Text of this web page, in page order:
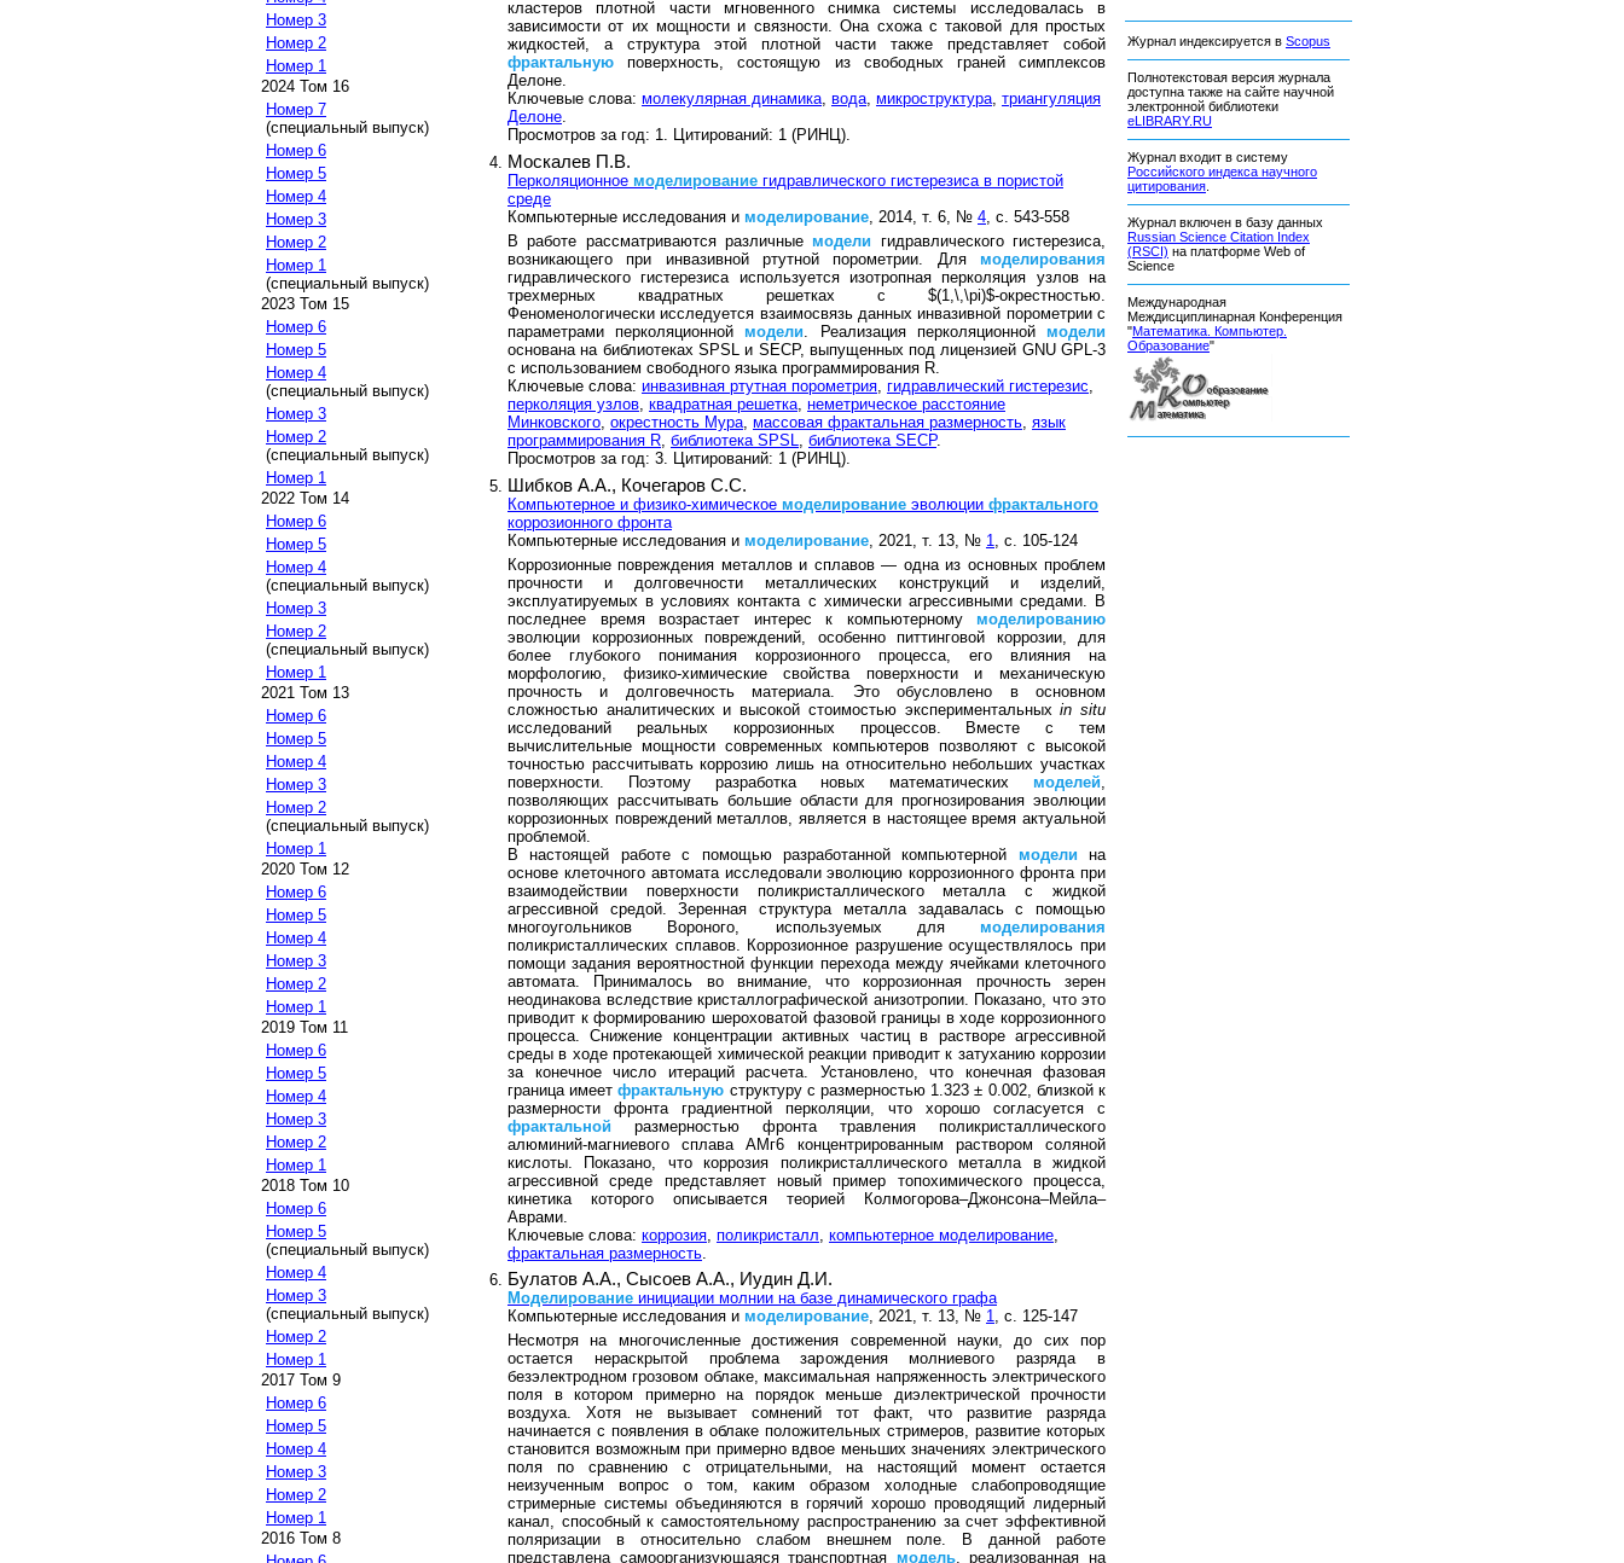
Номер 3
Номер 2
Номер 1
2024 Том 16
Номер 7
(специальный выпуск)
Номер 6
Номер 5
Номер 4
Номер 3
Номер 2
Номер 1
(специальный выпуск)
2023 Том 15
Номер 6
Номер 5
Номер 4
(специальный выпуск)
Номер 3
Номер 2
(специальный выпуск)
Номер 1
2022 Том 14
Номер 6
Номер 5
Номер 4
(специальный выпуск)
Номер 3
Номер 2
(специальный выпуск)
Номер 1
2021 Том 13
Номер 6
Номер 5
Номер 4
Номер 3
Номер 2
(специальный выпуск)
Номер 1
2020 Том 12
Номер 6
Номер 5
Номер 4
Номер 3
Номер 2
Номер 1
2019 Том 11
Номер 6
Номер 5
Номер 4
Номер 3
Номер 2
Номер 1
2018 Том 10
Номер 6
Номер 5
(специальный выпуск)
Номер 4
Номер 3
(специальный выпуск)
Номер 2
Номер 1
2017 Том 9
Номер 6
Номер 5
Номер 4
Номер 3
Номер 2
Номер 1
2016 Том 8
кластеров плотной части мгновенного снимка системы исследовалась в
зависимости от их мощности и связности. Она схожа с таковой для простых
жидкостей, а структура этой плотной части также представляет собой
фрактальную поверхность, состоящую из свободных граней симплексов
Делоне.
Ключевые слова: молекулярная динамика, вода, микроструктура, триангуляция
Делоне.
Просмотров за год: 1. Цитирований: 1 (РИНЦ).
Москалев П.В.
Перколяционное моделирование гидравлического гистерезиса в пористой
среде
Компьютерные исследования и моделирование , 2014, т. 6, № 4 , с. 543-558
В работе рассматриваются различные модели гидравлического гистерезиса,
возникающего при инвазивной ртутной порометрии. Для моделирования
гидравлического гистерезиса используется изотропная перколяция узлов на
трехмерных квадратных решетках с $(1,\,\pi)$-окрестностью.
Феноменологически исследуется взаимосвязь данных инвазивной порометрии с
параметрами перколяционной модели . Реализация перколяционной модели
основана на библиотеках SPSL и SECP, выпущенных под лицензией GNU GPL-3
с использованием свободного языка программирования R.
Ключевые слова: инвазивная ртутная порометрия гидравлический гистерезис
перколяция узлов квадратная решетка неметрическое расстояние
Минковского окрестность Мура массовая фрактальная размерность язык
программирования R библиотека SPSL библиотека SECP.
Просмотров за год: 3. Цитирований: 1 (РИНЦ).
Шибков А.А., Кочегаров С.С.
Компьютерное и физико-химическое моделирование эволюции фрактального
коррозионного фронта
Компьютерные исследования и моделирование , 2021, т. 13, № 1
, с. 105-124
Коррозионные повреждения металлов и сплавов — одна из основных проблем
прочности и долговечности металлических конструкций и изделий,
эксплуатируемых в условиях контакта с химически агрессивными средами. В
последнее время возрастает интерес к компьютерному моделированию
эволюции коррозионных повреждений, особенно питтинговой коррозии, для
более глубокого понимания коррозионного процесса, его влияния на
морфологию, физико-химические свойства поверхности и механическую
прочность и долговечность материала. Это обусловлено в основном
сложностью аналитических и высокой стоимостью экспериментальныхin situ
исследований реальных коррозионных процессов. Вместе с тем
вычислительные мощности современных компьютеров позволяют с высокой
точностью рассчитывать коррозию лишь на относительно небольших участках
поверхности. Поэтому разработка новых математических моделей
позволяющих рассчитывать большие области для прогнозирования эволюции
коррозионных повреждений металлов, является в настоящее время актуальной
проблемой.
В настоящей работе с помощью разработанной компьютерной модели на
основе клеточного автомата исследовали эволюцию коррозионного фронта при
взаимодействии поверхности поликристаллического металла с жидкой
агрессивной средой. Зеренная структура металла задавалась с помощью
многоугольников Вороного, используемых для моделирования
поликристаллических сплавов. Коррозионное разрушение осуществлялось при
помощи задания вероятностной функции перехода между ячейками клеточного
автомата. Принималось во внимание, что коррозионная прочность зерен
неодинакова вследствие кристаллографической анизотропии. Показано, что это
приводит к формированию шероховатой фазовой границы в ходе коррозионного
процесса. Снижение концентрации активных частиц в растворе агрессивной
среды в ходе протекающей химической реакции приводит к затуханию коррозии
за конечное число итераций расчета. Установлено, что конечная фазовая
граница имеетфрактальную структуру с размерностью 1.323 ± 0.002, близкой к
размерности фронта градиентной перколяции, что хорошо согласуется с
фрактальной размерностью фронта травления поликристаллического
алюминий-магниевого сплава АМг6 концентрированным раствором соляной
кислоты. Показано, что коррозия поликристаллического металла в жидкой
агрессивной среде представляет новый пример топохимического процесса,
кинетика которого описывается теорией Колмогорова–Джонсона–Мейла–
Аврами.
Ключевые слова: коррозия поликристалл компьютерное моделирование
фрактальная размерность
Булатов А.А., Сысоев А.А., Иудин Д.И.
Моделирование инициации молнии на базе динамического графа
Компьютерные исследования и моделирование, 2021, т. 13, № 1, с. 125-147
Несмотря на многочисленные достижения современной науки, до сих пор
остается нераскрытой проблема зарождения молниевого разряда в
безэлектродном грозовом облаке, максимальная напряженность электрического
поля в котором примерно на порядок меньше диэлектрической прочности
воздуха. Хотя не вызывает сомнений тот факт, что развитие разряда
начинается с появления в облаке положительных стримеров, развитие которых
становится возможным при примерно вдвое меньших значениях электрического
поля по сравнению с отрицательными, на настоящий момент остается
неизученным вопрос о том, каким образом холодные слабопроводящие
стримерные системы объединяются в горячий хорошо проводящий лидерный
канал, способный к самостоятельному распространению за счет эффективной
поляризации в относительно слабом внешнем поле. В данной работе
представлена самоорганизующаяся транспортная модель, реализованная на
Журнал индексируется в Scopus
Полнотекстовая версия журнала
доступна также на сайте научной
электронной библиотеки
eLIBRARY.RU
Журнал входит в систему
Российского индекса научного
цитирования
Журнал включен в базу данных
Russian Science Citation Index
(RSCI) на платформе Web of
Science
Международная
Междисциплинарная Конференция
"Математика. Компьютер.
Образование"